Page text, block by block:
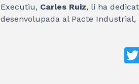
Executiu, Carles Ruiz, li ha
desenvolupada al Pacte